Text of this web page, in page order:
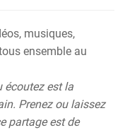
musiques,
ensemble au
écoutez est la
Prenez ou laissez
partage est de